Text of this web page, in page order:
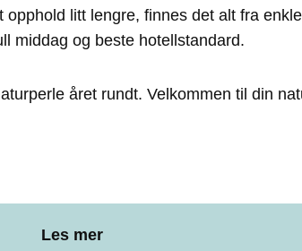
litt lengre, finnes det alt fra
middag og beste hotellstandard.
året rundt. Velkommen til din
Les mer